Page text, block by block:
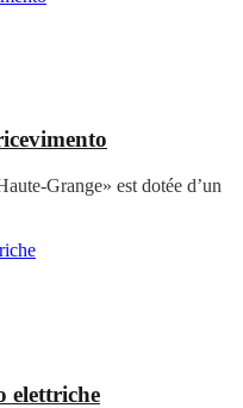
Grange» est dotée d’un
elettriche